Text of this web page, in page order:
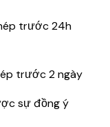
trước 24h
trước 2 ngày
sự đồng ý